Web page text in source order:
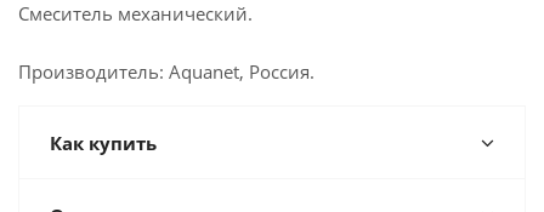
Смеситель механический.
Производитель: Aquanet, Россия.
Как купить